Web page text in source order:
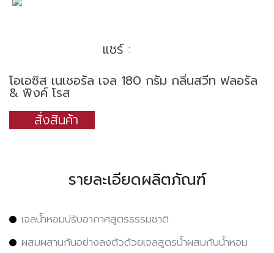
แชร์ :
โอเอซิส เนเชอรัล เจล 180 กรัม กลิ่นสวีท ฟลอรัล
& พิงค์ โรส
สั่งสินค้า
รายละเอียดผลิตภัณฑ์
เจลน้ำหอมปรับอากาศสูตรธรรมชาติ
ผสมผสานกันอย่างลงตัวด้วยเจลสูตรน้ำผสมกับน้ำหอม